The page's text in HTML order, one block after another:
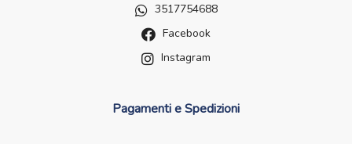
3517754688
Facebook
Instagram
Pagamenti e Spedizioni